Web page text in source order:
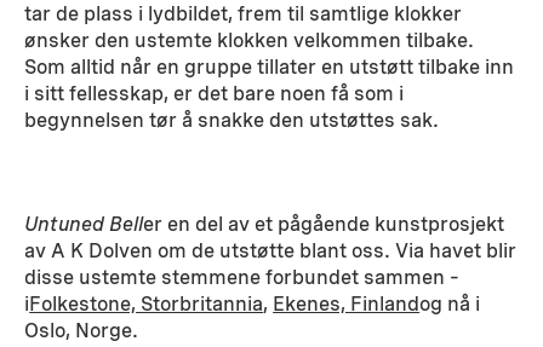
tar de plass i lydbildet, frem til samtlige klokker
ønsker den ustemte klokken velkommen tilbake.
Som alltid når en gruppe tillater en utstøtt tilbake inn
i sitt fellesskap, er det bare noen få som i
begynnelsen tør å snakke den utstøttes sak.
Untuned Beller en del av et pågående kunstprosjekt
av A K Dolven om de utstøtte blant oss. Via havet blir
disse ustemte stemmene forbundet sammen –
i Folkestone, Storbritannia, Ekenes, Finlandog nå i
Oslo, Norge.